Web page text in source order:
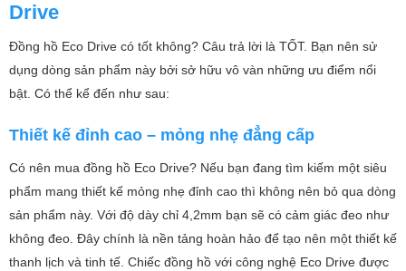
Drive
Đồng hồ Eco Drive có tốt không? Câu trả lời là TỐT. Bạn nên sử
dụng dòng sản phẩm này bởi sở hữu vô vàn những ưu điểm nổi
bật. Có thể kể đến như sau:
Thiết kế đỉnh cao – mỏng nhẹ đẳng cấp
Có nên mua đồng hồ Eco Drive? Nếu bạn đang tìm kiếm một siêu
phẩm mang thiết kế mỏng nhẹ đỉnh cao thì không nên bỏ qua dòng
sản phẩm này. Với độ dày chỉ 4,2mm bạn sẽ có cảm giác đeo như
không đeo. Đây chính là nền tảng hoàn hảo để tạo nên một thiết kế
thanh lịch và tinh tế. Chiếc đồng hồ với công nghệ Eco Drive được